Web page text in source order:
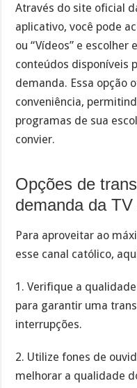
Através do site oficial
aplicativo, você pode
ou “Vídeos” e
conteúdos disponíveis
demanda. Essa opção
conveniência,
programas de sua
convier.
Opções de
demanda da
Para aproveitar ao
esse canal católico,
1. Verifique a
para garantir uma
interrupções.
2. Utilize fones de
melhorar a qualidade